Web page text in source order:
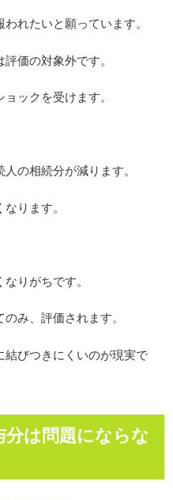
れたいと願っています。
価の対象外です。
ックを受けます。
の相続分が減ります。
ります。
りがちです。
み、評価されます。
びつきにくいのが現実で
は問題にならな